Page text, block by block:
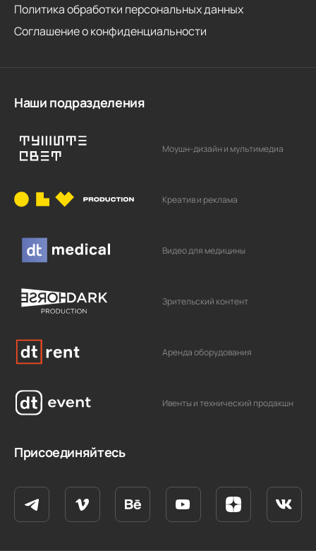
Политика обработки персональных данных
Соглашение о конфиденциальности
Наши подразделения
Моушн-дизайн и мультимедиа
Креатив и реклама
Видео для медицины
Зрительский контент
Аренда оборудования
Ивенты и технический продакшн
Присоединяйтесь